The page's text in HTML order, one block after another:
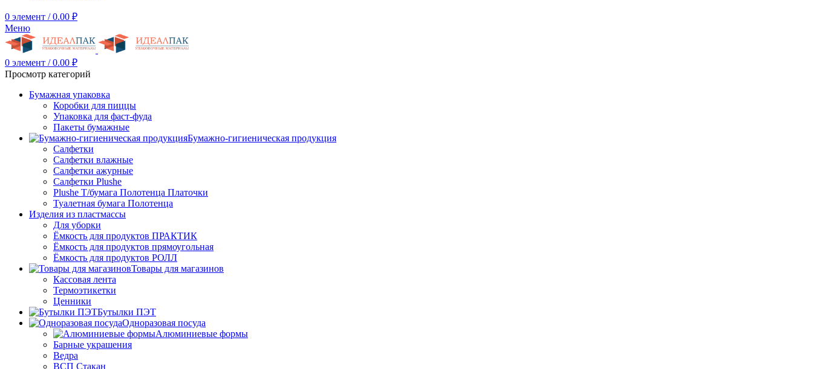
0 элемент / 0.00 ₽
Меню
0 элемент / 0.00 ₽
Просмотр категорий
Бумажная упаковка
Коробки для пиццы
Упаковка для фаст-фуда
Пакеты бумажные
Бумажно-гигиеническая продукция
Салфетки
Салфетки влажные
Салфетки ажурные
Салфетки Plushe
Plushe Т/бумага Полотенца Платочки
Туалетная бумага Полотенца
Изделия из пластмассы
Для уборки
Ёмкость для продуктов ПРАКТИК
Ёмкость для продуктов прямоугольная
Ёмкость для продуктов РОЛЛ
Товары для магазинов
Кассовая лента
Термоэтикетки
Ценники
Бутылки ПЭТ
Одноразовая посуда
Алюминиевые формы
Барные украшения
Ведра
ВСП Стакан